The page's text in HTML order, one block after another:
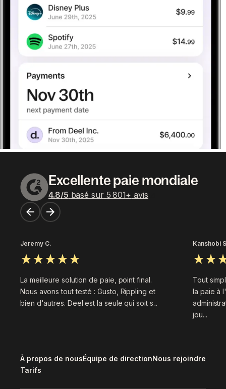
Excellente paie mondiale
4.8/5 basé sur 5 801+ avis
Jeremy C.
La meilleure solution de paie, point final.
Nous avons tout testé : Gusto, Rippling et
bien d'autres. Deel est la seule qui soit s...
Kanshobi
Tout
la paie à
jou...
À propos de nousÉquipe de directionNous rejoindre
Tarifs